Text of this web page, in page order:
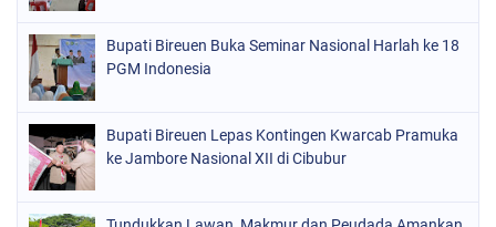
Bupati Bireuen Buka Seminar Nasional Harlah ke 18
PGM Indonesia
Bupati Bireuen Lepas Kontingen Kwarcab Pramuka
ke Jambore Nasional XII di Cibubur